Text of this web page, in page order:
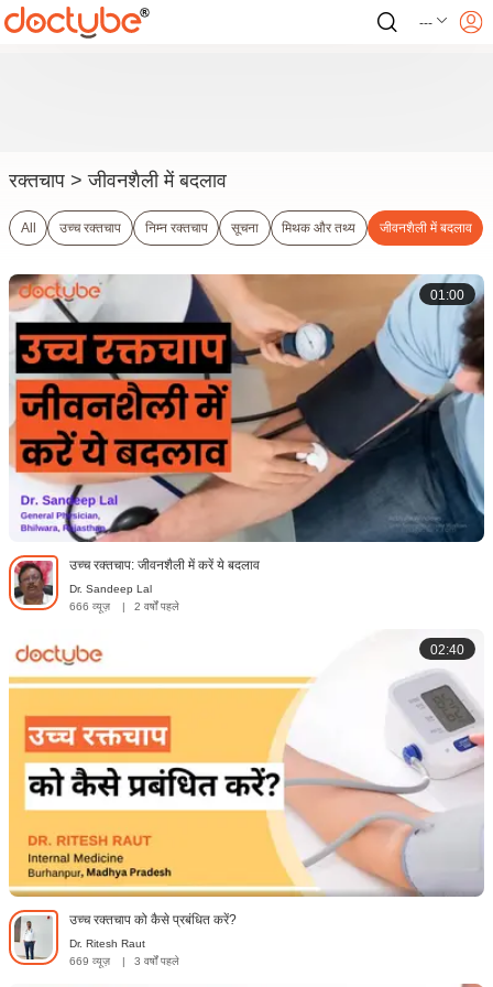
---
रक्तचाप > जीवनशैली में बदलाव
All उच्च रक्तचाप निम्न रक्तचाप सूचना मिथक और तथ्य जीवनशैली में बदलाव
01:00
उच्च रक्तचाप: जीवनशैली में करें ये बदलाव
Dr. Sandeep Lal
666 व्यूज़
| 2 वर्षों पहले
02:40
उच्च रक्तचाप को कैसे प्रबंधित करें?
Dr. Ritesh Raut
669 व्यूज़
| 3 वर्षों पहले